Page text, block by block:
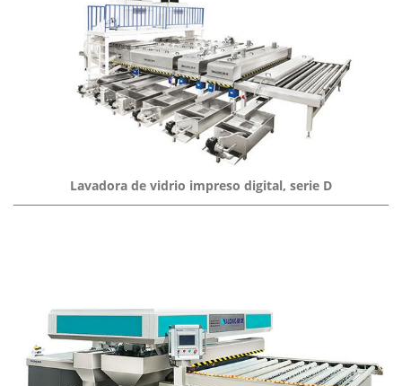
Lavadora de vidrio impreso digital, serie D